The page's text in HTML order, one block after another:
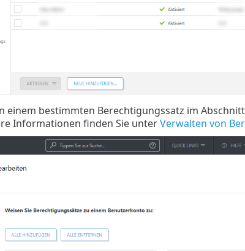
einem bestimmten Berechtigungssatz im Abschnitt
Informationen finden Sie unterVerwalten von